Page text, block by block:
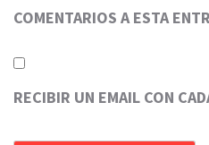
COMENTARIOS A ESTA
RECIBIR UN EMAIL CON